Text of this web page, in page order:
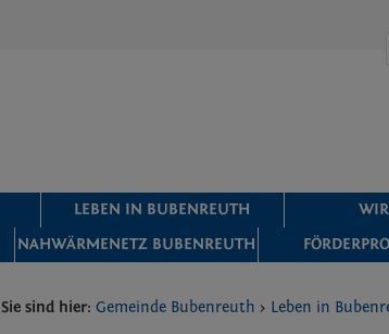
LEBEN IN BUBENREUTH
NAHWÄRMENETZ BUBENREUTH
Sie sind hier: Gemeinde Bubenreuth > Leben in